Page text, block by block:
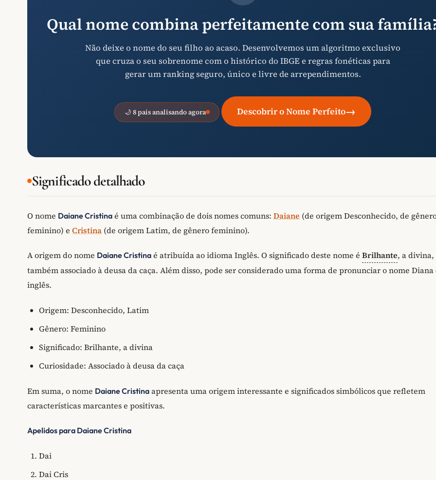
Qual nome combina perfeitamente com sua
Não deixe o nome do seu filho ao acaso. Desenvolvemos um algoritmo exclusivo
que cruza o seu sobrenome com o histórico do IBGE e regras fonéticas para
gerar um ranking seguro, único e livre de arrependimentos.
🌙 8 pais analisando agora Descobrir o Nome Perfeito→
Significado detalhado
O nome Daiane Cristina é uma combinação de dois nomes comuns: Daiane (de origem Desconhecido, de
feminino) e Cristina (de origem Latim, de gênero feminino).
A origem do nome Daiane Cristina é atribuída ao idioma Inglês. O significado deste nome é Brilhante, a divina,
também associado à deusa da caça. Além disso, pode ser considerado uma forma de pronunciar o nome Diana
inglês.
Origem: Desconhecido, Latim
Gênero: Feminino
Significado: Brilhante, a divina
Curiosidade: Associado à deusa da caça
Em suma, o nome Daiane Cristina apresenta uma origem interessante e significados simbólicos que refletem
características marcantes e positivas.
Apelidos para Daiane Cristina
Dai
Dai Cris